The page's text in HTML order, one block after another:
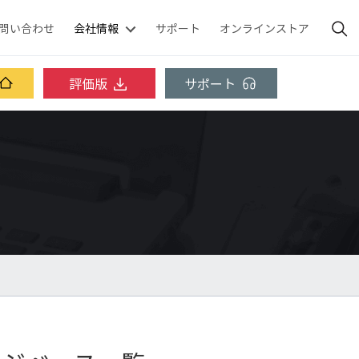
い合わせ 会社情報 サポート オンラインストア
評価版 サポート